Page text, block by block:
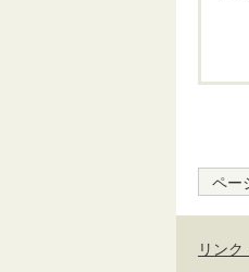
ペー
リン